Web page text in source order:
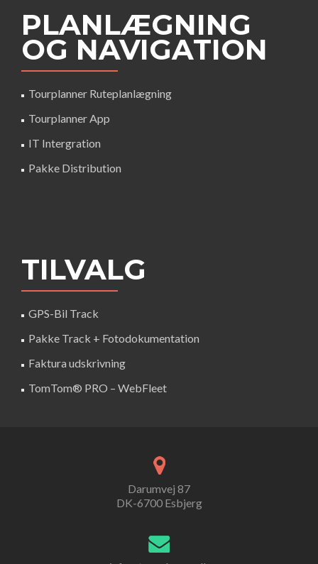
PLANLÆGNING
OG NAVIGATION
Tourplanner Ruteplanlægning
Tourplanner App
IT Intergration
Pakke Distribution
TILVALG
GPS-Bil Track
Pakke Track + Fotodokumentation
Faktura udskrivning
TomTom® PRO – WebFleet
Darumvej 87
DK-6700 Esbjerg